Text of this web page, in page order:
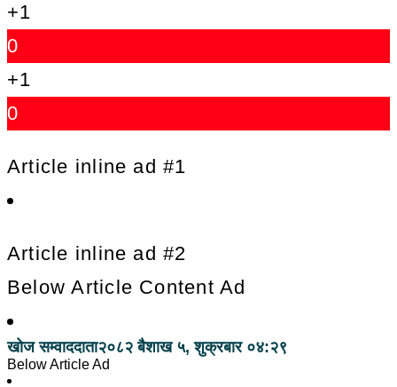
+1
0
+1
0
Article inline ad #1
Article inline ad #2
Below Article Content Ad
खोज सम्वाददाता२०८२ बैशाख ५, शुक्रबार ०४:२९
Below Article Ad